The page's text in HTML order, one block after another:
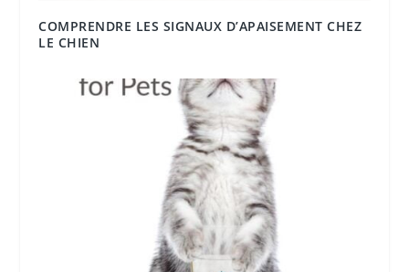
COMPRENDRE LES SIGNAUX D’APAISEMENT CHEZ
LE CHIEN